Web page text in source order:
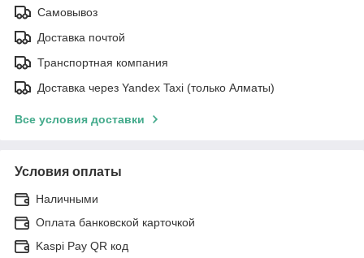
Самовывоз
Доставка почтой
Транспортная компания
Доставка через Yandex Taxi (только Алматы)
Все условия доставки
Условия оплаты
Наличными
Оплата банковской карточкой
Kaspi Pay QR код